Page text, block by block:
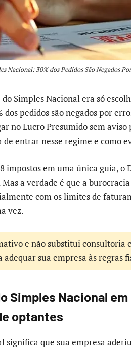
Nacional: 30% dos Pedidos São Negados
Simples Nacional era só
pedidos são negados por
no Lucro Presumido sem aviso
entrar nesse regime e como
em uma única guia, o
a verdade é que a
com os limites de
vez.
e não substitui consultoria
sua empresa às regras
Simples Nacional
optantes
significa que sua empresa